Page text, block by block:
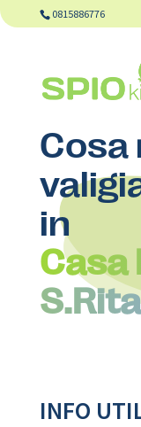
0815886776
in
Casa
INFO